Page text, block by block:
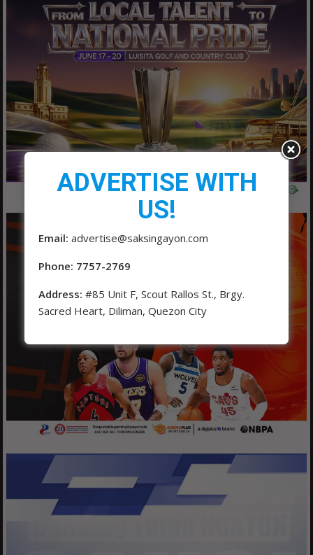
ADVERTISE WITH
US!
Email: advertise@saksingayon.com
Phone: 7757-2769
Address: #85 Unit F, Scout Rallos St., Brgy.
Sacred Heart, Diliman, Quezon City